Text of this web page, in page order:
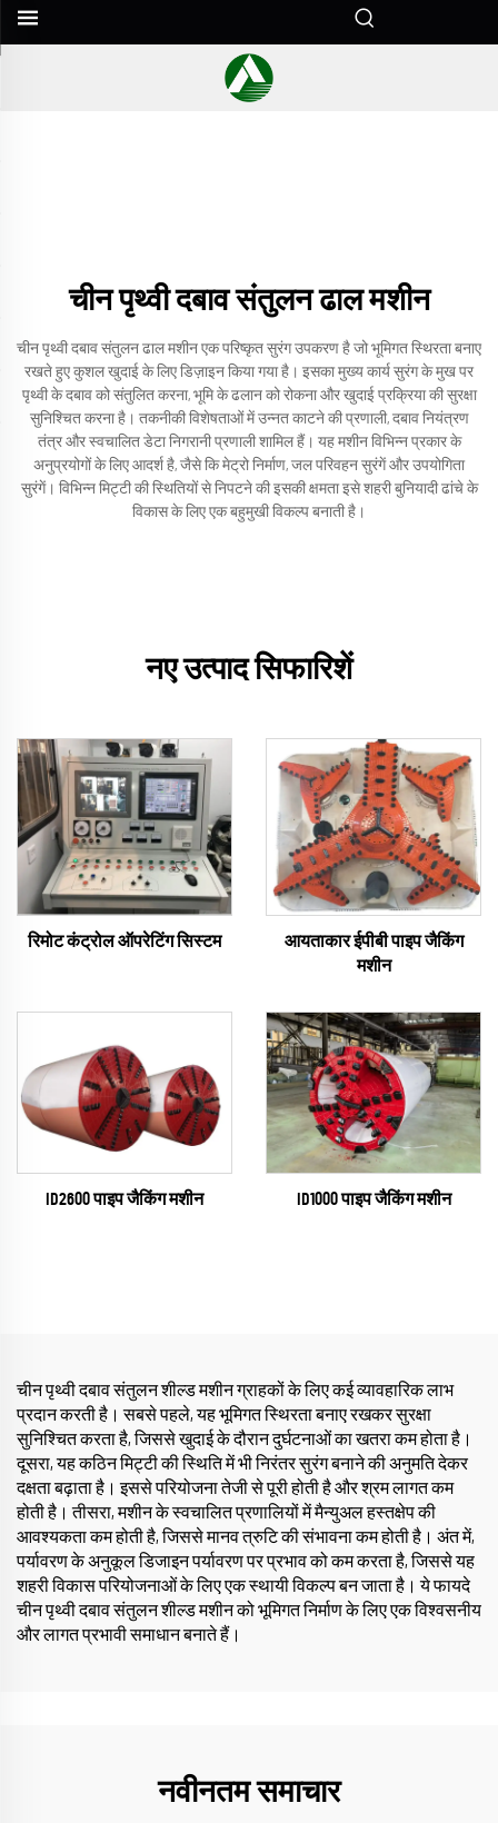
चीन पृथ्वी दबाव संतुलन ढाल मशीन
चीन पृथ्वी दबाव संतुलन ढाल मशीन एक परिष्कृत सुरंग उपकरण है जो भूमिगत स्थिरता बनाए
रखते हुए कुशल खुदाई के लिए डिज़ाइन किया गया है। इसका मुख्य कार्य सुरंग के मुख पर
पृथ्वी के दबाव को संतुलित करना, भूमि के ढलान को रोकना और खुदाई प्रक्रिया की सुरक्षा
सुनिश्चित करना है। तकनीकी विशेषताओं में उन्नत काटने की प्रणाली, दबाव नियंत्रण
तंत्र और स्वचालित डेटा निगरानी प्रणाली शामिल हैं। यह मशीन विभिन्न प्रकार के
अनुप्रयोगों के लिए आदर्श है, जैसे कि मेट्रो निर्माण, जल परिवहन सुरंगें और उपयोगिता
सुरंगें। विभिन्न मिट्टी की स्थितियों से निपटने की इसकी क्षमता इसे शहरी बुनियादी ढांचे के
विकास के लिए एक बहुमुखी विकल्प बनाती है।
नए उत्पाद सिफारिशें
रिमोट कंट्रोल ऑपरेटिंग सिस्टम
आयताकार ईपीबी पाइप जैकिंग
मशीन
ID2600 पाइप जैकिंग मशीन ID1000 पाइप जैकिंग मशीन
चीन पृथ्वी दबाव संतुलन शील्ड मशीन ग्राहकों के लिए कई व्यावहारिक लाभ
प्रदान करती है। सबसे पहले, यह भूमिगत स्थिरता बनाए रखकर सुरक्षा
सुनिश्चित करता है, जिससे खुदाई के दौरान दुर्घटनाओं का खतरा कम होता है।
दूसरा, यह कठिन मिट्टी की स्थिति में भी निरंतर सुरंग बनाने की अनुमति देकर
दक्षता बढ़ाता है। इससे परियोजना तेजी से पूरी होती है और श्रम लागत कम
होती है। तीसरा, मशीन के स्वचालित प्रणालियों में मैन्युअल हस्तक्षेप की
आवश्यकता कम होती है, जिससे मानव त्रुटि की संभावना कम होती है। अंत में,
पर्यावरण के अनुकूल डिजाइन पर्यावरण पर प्रभाव को कम करता है, जिससे यह
शहरी विकास परियोजनाओं के लिए एक स्थायी विकल्प बन जाता है। ये फायदे
चीन पृथ्वी दबाव संतुलन शील्ड मशीन को भूमिगत निर्माण के लिए एक विश्वसनीय
और लागत प्रभावी समाधान बनाते हैं।
नवीनतम समाचार